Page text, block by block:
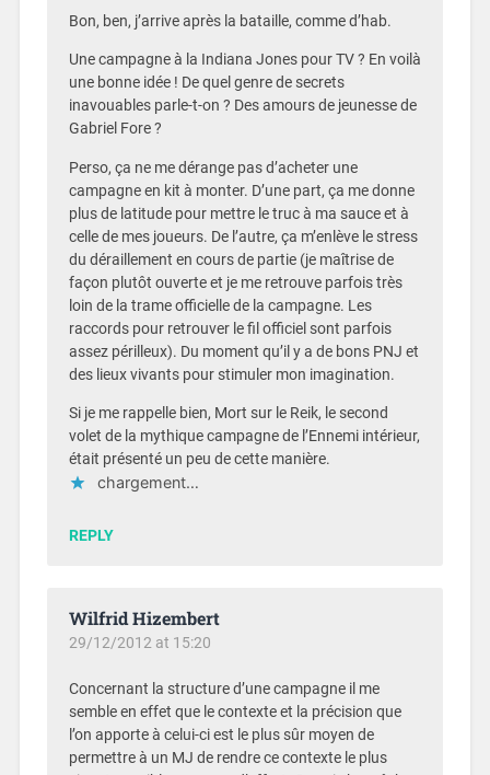
Bon, ben, j’arrive après la bataille, comme d’hab.
Une campagne à la Indiana Jones pour TV ? En voilà
une bonne idée ! De quel genre de secrets
inavouables parle-t-on ? Des amours de jeunesse de
Gabriel Fore ?
Perso, ça ne me dérange pas d’acheter une
campagne en kit à monter. D’une part, ça me donne
plus de latitude pour mettre le truc à ma sauce et à
celle de mes joueurs. De l’autre, ça m’enlève le stress
du déraillement en cours de partie (je maîtrise de
façon plutôt ouverte et je me retrouve parfois très
loin de la trame officielle de la campagne. Les
raccords pour retrouver le fil officiel sont parfois
assez périlleux). Du moment qu’il y a de bons PNJ et
des lieux vivants pour stimuler mon imagination.
Si je me rappelle bien, Mort sur le Reik, le second
volet de la mythique campagne de l’Ennemi intérieur,
était présenté un peu de cette manière.
chargement…
REPLY
Wilfrid Hizembert
29/12/2012 at 15:20
Concernant la structure d’une campagne il me
semble en effet que le contexte et la précision que
l’on apporte à celui-ci est le plus sûr moyen de
permettre à un MJ de rendre ce contexte le plus